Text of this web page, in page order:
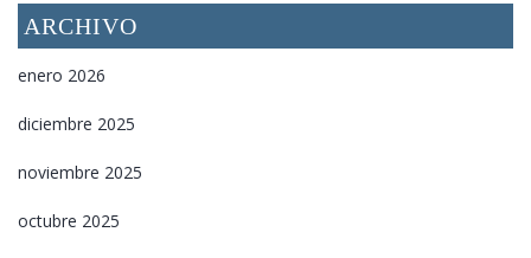
ARCHIVO
enero 2026
diciembre 2025
noviembre 2025
octubre 2025